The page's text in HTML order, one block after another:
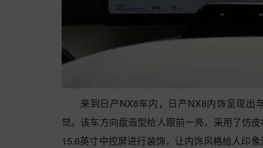
来到日产NX8车内，日产NX8内饰呈现出
觉。该车方向盘造型给人眼前一亮，采用了仿
15.6英寸中控屏进行装饰，让内饰风格给人印